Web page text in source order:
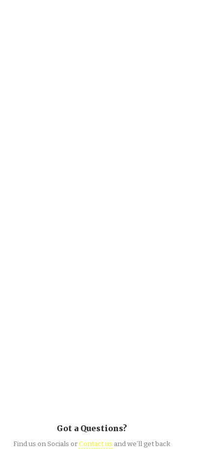
Got a Questions?
Find us on Socials orContact us and we’ll get back